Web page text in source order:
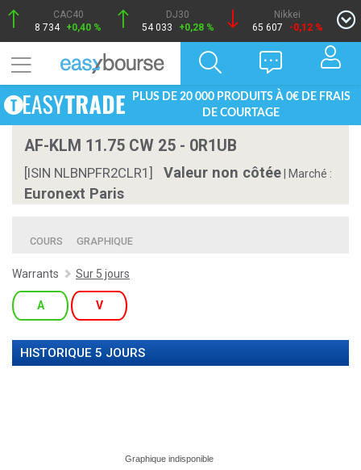
CAC40
8 734 +0,40 %
DJ30
54 033
+0,28 %
Nikkei
65 607
-0,12 %
PLUS DE 20 000 PRODUITS À 0€ DE FRAIS
DE COURTAGE
AF-KLM 11.75 CW 25 - 0R1UB
[ISIN NLBNPFR2CLR1] Valeur non côtée Marché :
Euronext Paris
COURS GRAPHIQUE
Warrants Sur 5 jours
A V
HISTORIQUE 5 JOURS